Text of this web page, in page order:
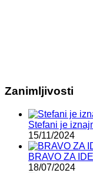
Zanimljivosti
Stefani je
15/11/2024
BRAVO ZA
18/07/2024